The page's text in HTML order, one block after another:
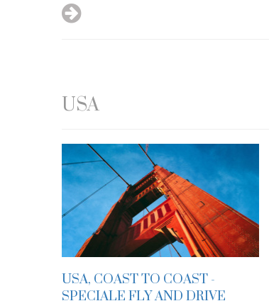
USA
USA, COAST TO COAST -
SPECIALE FLY AND DRIVE